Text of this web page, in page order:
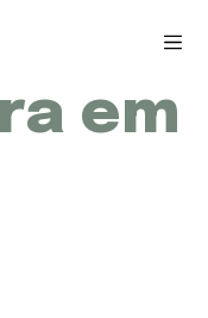
em